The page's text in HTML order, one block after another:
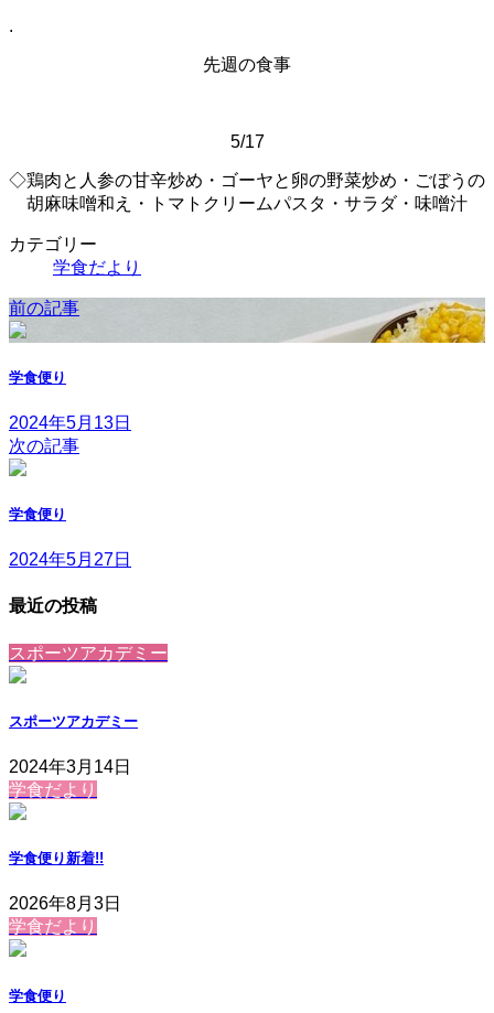
.
先週の食事
5/17
◇鶏肉と人参の甘辛炒め・ゴーヤと卵の野菜炒め・ごぼうの
胡麻味噌和え・トマトクリームパスタ・サラダ・味噌汁
カテゴリー
学食だより
前の記事
学食便り
2024年5月13日
次の記事
学食便り
2024年5月27日
最近の投稿
スポーツアカデミー
スポーツアカデミー
2024年3月14日
学食だより
学食便り新着!!
2026年8月3日
学食だより
学食便り